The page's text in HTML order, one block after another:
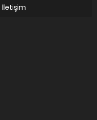
İletişim